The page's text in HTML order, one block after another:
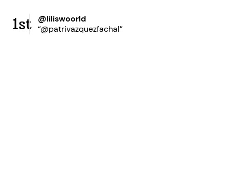
1st
@liliswoorld
“@patrivazquezfachal”